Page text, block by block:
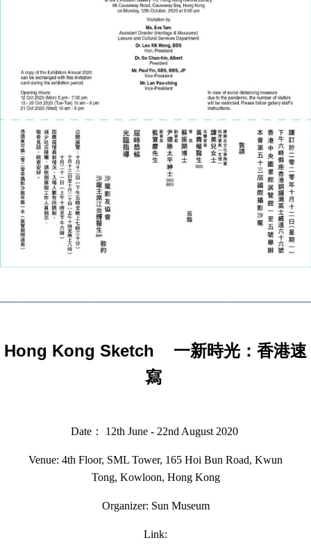
Hong Kong Sketch 一新時光：香港速
寫
Date： 12th June - 22nd August 2020
Venue: 4th Floor, SML Tower, 165 Hoi Bun Road, Kwun
Tong, Kowloon, Hong Kong
Organizer: Sun Museum
Link: